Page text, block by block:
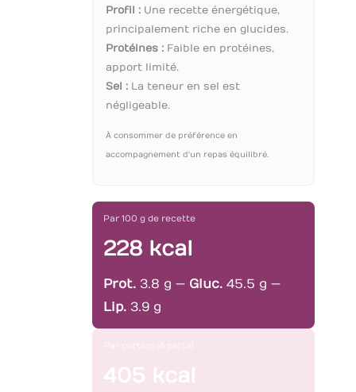
Profil : Une recette énergétique,
principalement riche en glucides.
Protéines : Faible en protéines,
apport limité.
Sel : La teneur en sel est
négligeable.
À consommer de préférence en
accompagnement d'un repas équilibré.
Par 100 g de recette
228 kcal
Prot. 3.8 g — Gluc. 45.5 g —
Lip. 3.9 g
405 kcal